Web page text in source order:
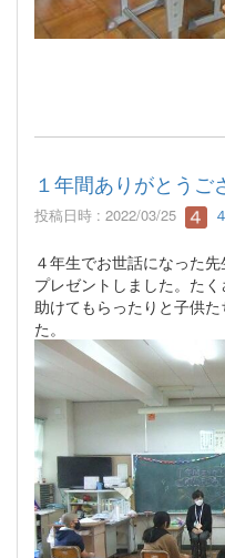
１年間ありがとう
投稿日時 : 2022/03/25
４年生でお世話になった
プレゼントしました。たく
助けてもらったりと子供
た。